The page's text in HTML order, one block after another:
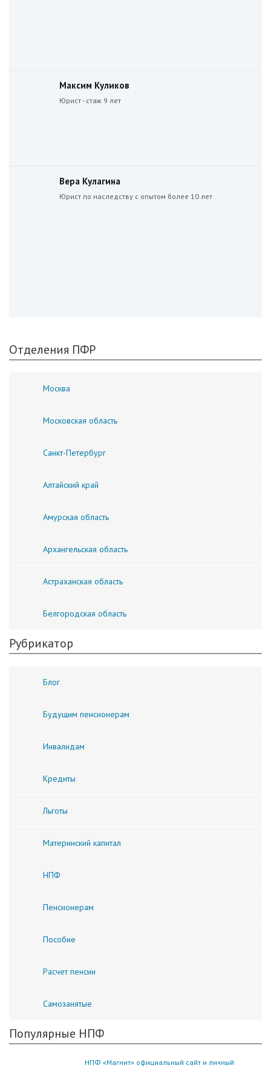
Максим Куликов
Юрист - стаж 9 лет
Вера Кулагина
Юрист по наследству с опытом более 10 лет
Отделения ПФР
Москва
Московская область
Санкт-Петербург
Алтайский край
Амурская область
Архангельская область
Астраханская область
Белгородская область
Рубрикатор
Блог
Будущим пенсионерам
Инвалидам
Кредиты
Льготы
Материнский капитал
НПФ
Пенсионерам
Пособие
Расчет пенсии
Самозанятые
Популярные НПФ
НПФ «Магнит» официальный сайт и личный